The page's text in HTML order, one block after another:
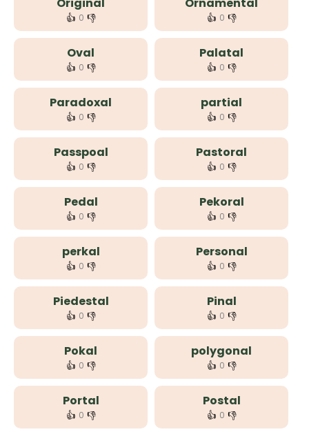
👍 0 👎 👍 0 👎
Oval
👍 0 👎
Palatal
👍 0 👎
Paradoxal
👍 0 👎
partial
👍 0 👎
Passpoal
👍 0 👎
Pastoral
👍 0 👎
Pedal
👍 0 👎
Pekoral
👍 0 👎
perkal
👍 0 👎
Personal
👍 0 👎
Piedestal
👍 0 👎
Pinal
👍 0 👎
Pokal
👍 0 👎
polygonal
👍 0 👎
Portal
👍 0 👎
Postal
👍 0 👎